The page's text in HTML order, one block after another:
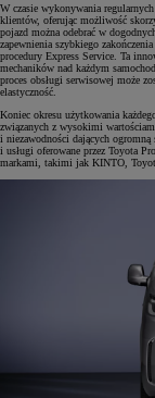
W czasie wykonywania
klientów, oferując możliwość
pojazd można odebrać w
zapewnienia szybkiego
procedury Express Service. Ta
mechaników nad każdym
proces obsługi serwisowej może
elastyczność.
Koniec okresu użytkowania
związanych z wysokimi
i niezawodności dających
i usługi oferowane przez Toyota
markami, takimi jak KINTO,